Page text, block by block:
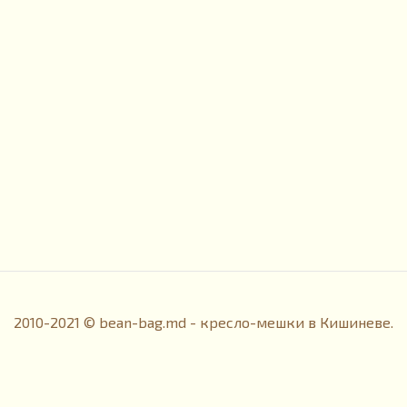
2010-2021 © bean-bag.md - кресло-мешки в Кишиневе.